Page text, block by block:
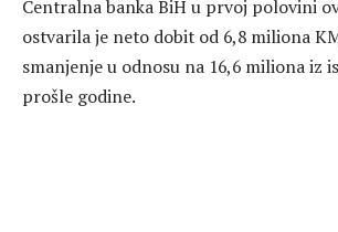
Centralna banka BiH u prvoj polovini
ostvarila je neto dobit od 6,8 miliona
smanjenje u odnosu na 16,6 miliona iz
prošle godine.